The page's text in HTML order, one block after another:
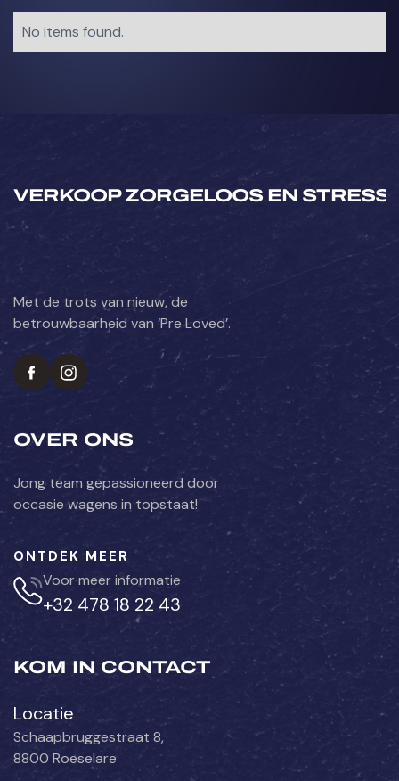
No items found.
VERKOOP ZORGELOOS EN
Met de trots van nieuw, de
betrouwbaarheid van ‘Pre Loved’.
OVER ONS
Jong team gepassioneerd door
occasie wagens in topstaat!
ONTDEK MEER
Voor meer informatie
+32 478 18 22 43
KOM IN CONTACT
Locatie
Schaapbruggestraat 8,
8800 Roeselare